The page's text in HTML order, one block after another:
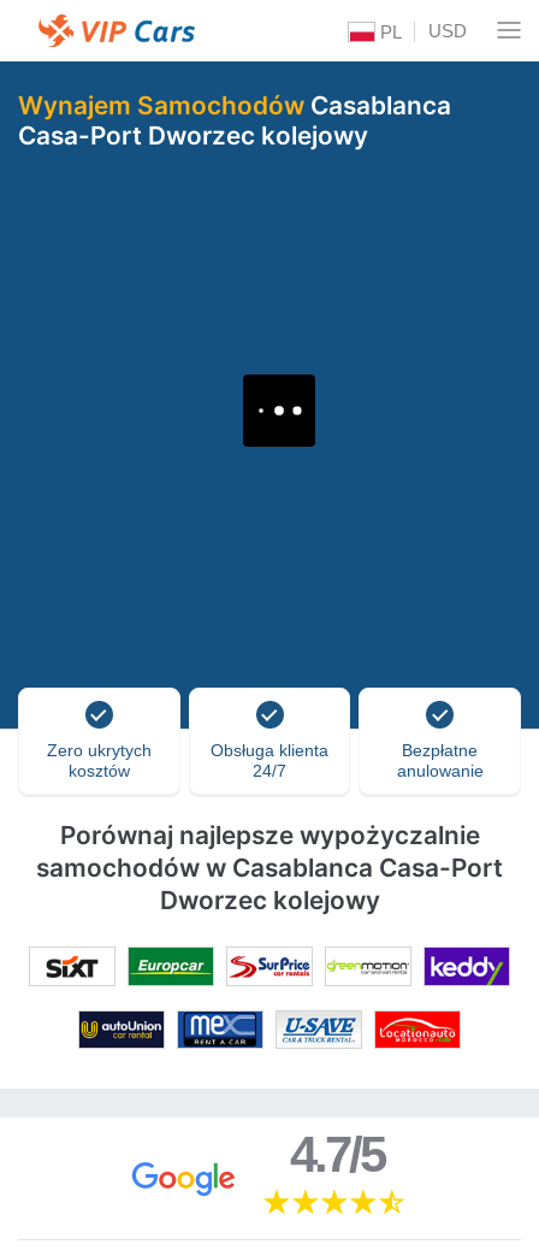
PL USD
Wynajem Samochodów Casablanca
Casa-Port Dworzec kolejowy
Zero ukrytych
kosztów
Obsługa klienta
24/7
Bezpłatne
anulowanie
Porównaj najlepsze wypożyczalnie
samochodów w Casablanca Casa-Port
Dworzec kolejowy
4.7/5